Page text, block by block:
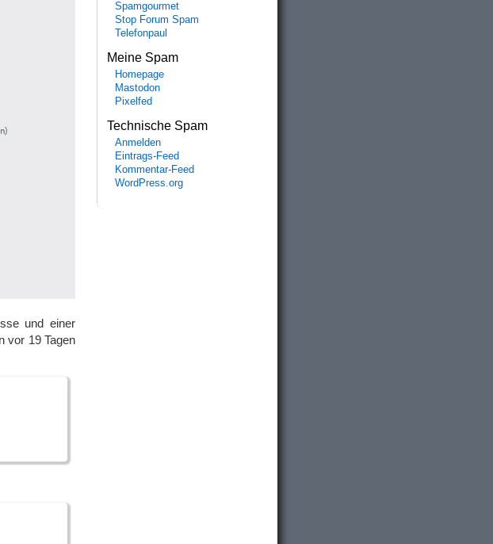
und einer
vor 19 Tagen
Spamgourmet
Stop Forum Spam
Telefonpaul
Meine Spam
Homepage
Mastodon
Pixelfed
Technische Spam
Anmelden
Eintrags-Feed
Kommentar-Feed
WordPress.org